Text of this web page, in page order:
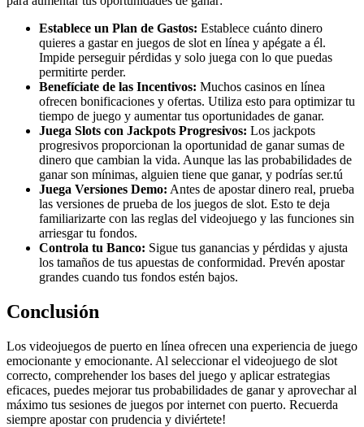
Establece un Plan de Gastos: Establece cuánto dinero
quieres a gastar en juegos de slot en línea y apégate a él.
Impide perseguir pérdidas y solo juega con lo que puedas
permitirte perder.
Benefíciate de las Incentivos: Muchos casinos en línea
ofrecen bonificaciones y ofertas. Utiliza esto para optimizar tu
tiempo de juego y aumentar tus oportunidades de ganar.
Juega Slots con Jackpots Progresivos: Los jackpots
progresivos proporcionan la oportunidad de ganar sumas de
dinero que cambian la vida. Aunque las las probabilidades de
ganar son mínimas, alguien tiene que ganar, y podrías ser.tú
Juega Versiones Demo: Antes de apostar dinero real, prueba
las versiones de prueba de los juegos de slot. Esto te deja
familiarizarte con las reglas del videojuego y las funciones sin
arriesgar tu fondos.
Controla tu Banco: Sigue tus ganancias y pérdidas y ajusta
los tamaños de tus apuestas de conformidad. Prevén apostar
grandes cuando tus fondos estén bajos.
Conclusión
Los videojuegos de puerto en línea ofrecen una experiencia de juego
emocionante y emocionante. Al seleccionar el videojuego de slot
correcto, comprehender los bases del juego y aplicar estrategias
eficaces, puedes mejorar tus probabilidades de ganar y aprovechar al
máximo tus sesiones de juegos por internet con puerto. Recuerda
siempre apostar con prudencia y diviértete!